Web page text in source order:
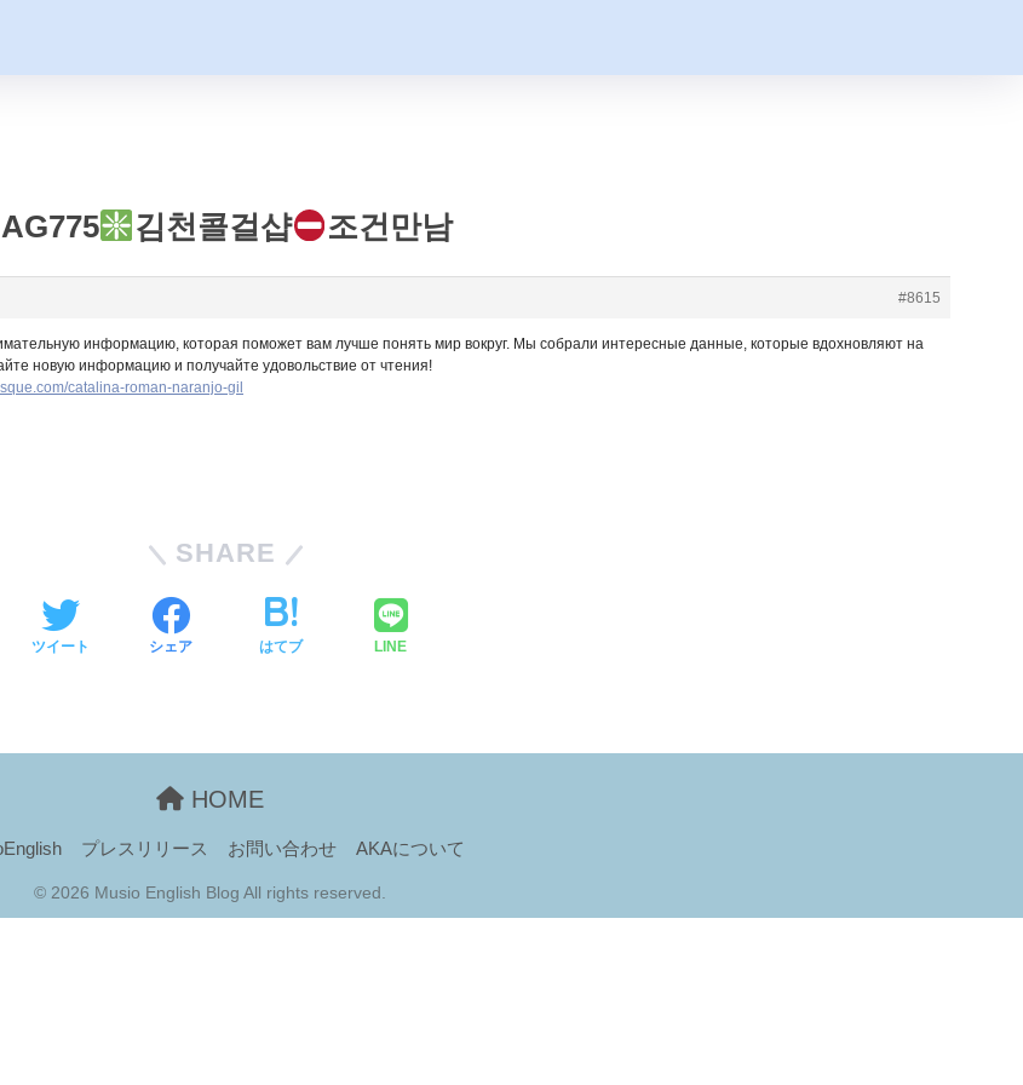
AG775 김천콜걸샵 조건만남
#8615
информацию, которая поможет вам лучше понять мир вокруг. Мы собрали интересные данные, которые вдохновляют на
новую информацию и получайте удовольствие от чтения!
catalina-roman-naranjo-gil
SHARE
ツイート シェア はてブ LINE
HOME
プレスリリース お問い合わせ AKAについて
© 2026 Musio English Blog All rights reserved.